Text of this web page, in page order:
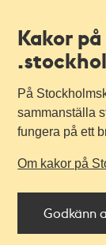
Kakor
På
sammanställa
fungera på ett
Om kakor på
Godkänn